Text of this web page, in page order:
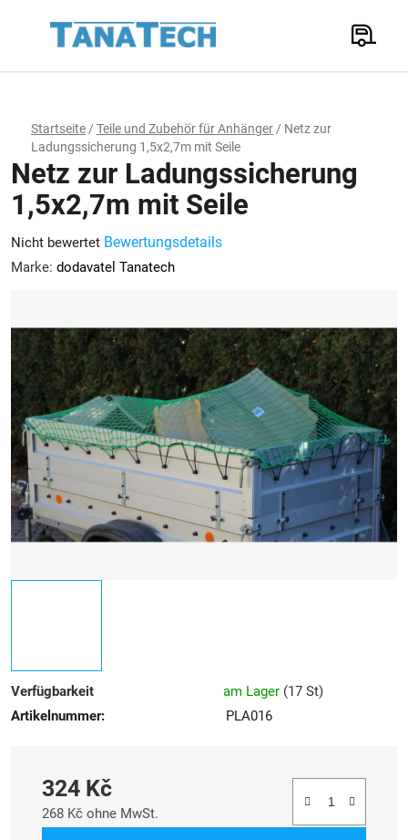
Suchen
Startseite / Teile und Zubehör für Anhänger / Netz zur
Ladungssicherung 1,5x2,7m mit Seile
Verfügbarkeit am Lager (17 St)
Artikelnummer:
PLA016
324 Kč
268 Kč ohne MwSt.
Netz zur Ladungssicherung
1,5x2,7m mit Seile
Die
durchschnittliche
0,0
von
5
Sternen.
Nicht bewertet Bewertungsdetails
Marke: dodavatel Tanatech